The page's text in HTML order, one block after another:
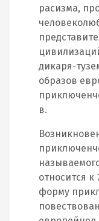
расизма,
образов
в.
относится к
форму